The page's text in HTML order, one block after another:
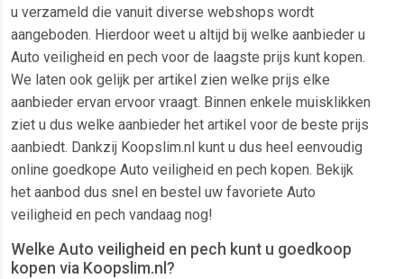
u verzameld die vanuit diverse webshops wordt
aangeboden. Hierdoor weet u altijd bij welke aanbieder u
Auto veiligheid en pech voor de laagste prijs kunt kopen.
We laten ook gelijk per artikel zien welke prijs elke
aanbieder ervan ervoor vraagt. Binnen enkele muisklikken
ziet u dus welke aanbieder het artikel voor de beste prijs
aanbiedt. Dankzij Koopslim.nl kunt u dus heel eenvoudig
online goedkope Auto veiligheid en pech kopen. Bekijk
het aanbod dus snel en bestel uw favoriete Auto
veiligheid en pech vandaag nog!
Welke Auto veiligheid en pech kunt u goedkoop
kopen via Koopslim.nl?